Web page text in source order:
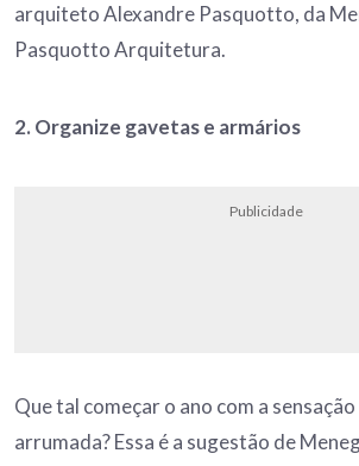
arquiteto Alexandre Pasquotto, da
Pasquotto Arquitetura.
2. Organize gavetas e armários
Publicidade
Que tal começar o ano com a sensação
arrumada? Essa é a sugestão de